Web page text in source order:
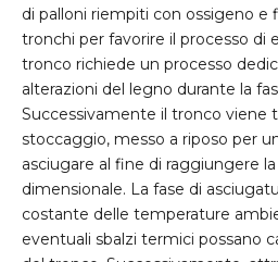
di palloni riempiti con ossigeno e
tronchi per favorire il processo di
tronco richiede un processo
alterazioni del legno durante la
Successivamente il tronco viene
stoccaggio, messo a riposo per
asciugare al fine di raggiungere
dimensionale. La fase di
costante delle temperature
eventuali sbalzi termici possano